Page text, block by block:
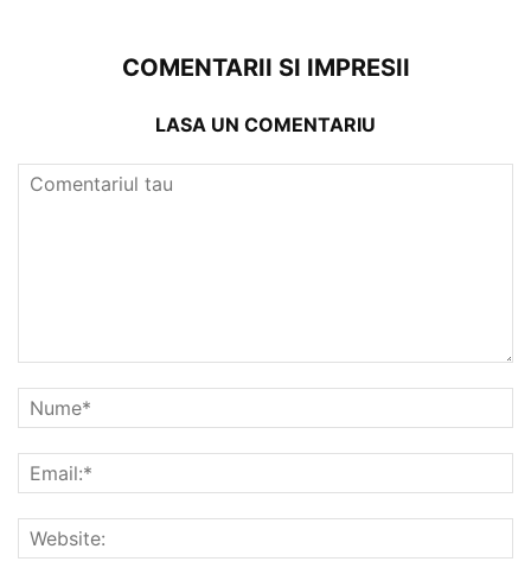
COMENTARII SI IMPRESII
LASA UN COMENTARIU